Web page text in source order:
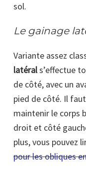
sol.
Le gainage
Variante assez
latérals’effectue
de côté, avec un
pied de côté. Il
maintenir le corps
droit et côté
plus, vous pouvez
pour les obliques